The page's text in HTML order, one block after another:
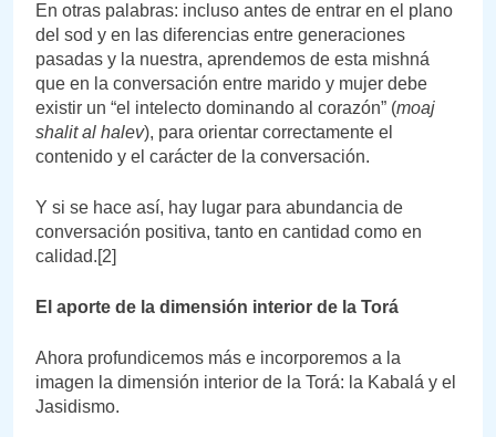
En otras palabras: incluso antes de entrar en el plano
del sod y en las diferencias entre generaciones
pasadas y la nuestra, aprendemos de esta mishná
que en la conversación entre marido y mujer debe
existir un “el intelecto dominando al corazón” (moaj
shalit al halev), para orientar correctamente el
contenido y el carácter de la conversación.
Y si se hace así, hay lugar para abundancia de
conversación positiva, tanto en cantidad como en
calidad.[2]
El aporte de la dimensión interior de la Torá
Ahora profundicemos más e incorporemos a la
imagen la dimensión interior de la Torá: la Kabalá y el
Jasidismo.